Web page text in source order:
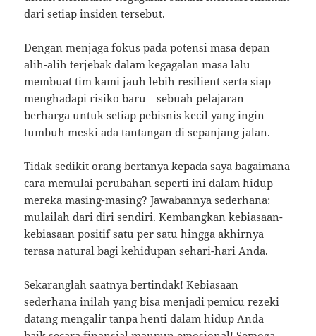
dari setiap insiden tersebut.
Dengan menjaga fokus pada potensi masa depan
alih-alih terjebak dalam kegagalan masa lalu
membuat tim kami jauh lebih resilient serta siap
menghadapi risiko baru—sebuah pelajaran
berharga untuk setiap pebisnis kecil yang ingin
tumbuh meski ada tantangan di sepanjang jalan.
Tidak sedikit orang bertanya kepada saya bagaimana
cara memulai perubahan seperti ini dalam hidup
mereka masing-masing? Jawabannya sederhana:
mulailah dari diri sendiri. Kembangkan kebiasaan-
kebiasaan positif satu per satu hingga akhirnya
terasa natural bagi kehidupan sehari-hari Anda.
Sekaranglah saatnya bertindak! Kebiasaan
sederhana inilah yang bisa menjadi pemicu rezeki
datang mengalir tanpa henti dalam hidup Anda—